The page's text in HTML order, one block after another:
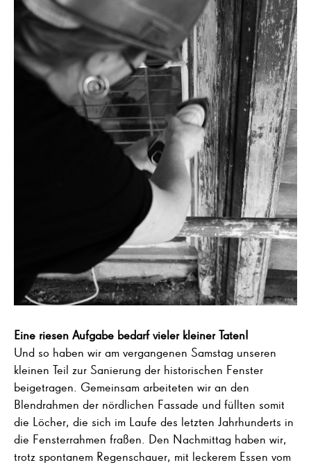
Eine riesen Aufgabe bedarf vieler kleiner Taten!
Und so haben wir am vergangenen Samstag unseren
kleinen Teil zur Sanierung der historischen Fenster
beigetragen. Gemeinsam arbeiteten wir an den
Blendrahmen der nördlichen Fassade und füllten somit
die Löcher, die sich im Laufe des letzten Jahrhunderts in
die Fensterrahmen fraßen. Den Nachmittag haben wir,
trotz spontanem Regenschauer, mit leckerem Essen vom